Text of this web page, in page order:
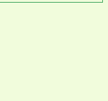
ervaring te delen.
voor dit product.